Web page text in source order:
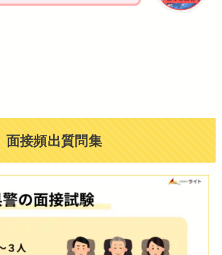
面接頻出質問集